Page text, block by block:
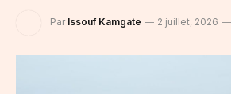
Par Issouf Kamgate 2 juillet, 2026